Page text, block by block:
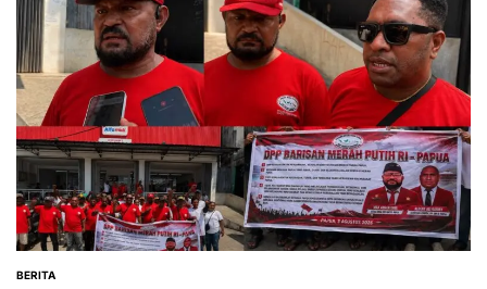
POSTED
BERITA